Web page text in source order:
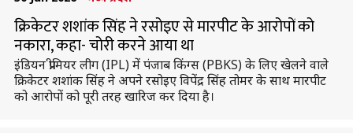
क्रिकेटर शशांक सिंह ने रसोइए से मारपीट के आरोपों को
नकारा, कहा- चोरी करने आया था
इंडियन प्रीमियर लीग (IPL) में पंजाब किंग्स (PBKS) के लिए खेलने वाले
क्रिकेटर शशांक सिंह ने अपने रसोइए विपेंद्र सिंह तोमर के साथ मारपीट
को आरोपों को पूरी तरह खारिज कर दिया है।